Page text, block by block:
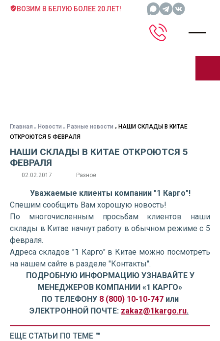
ВОЗИМ В БЕЛУЮ БОЛЕЕ 20 ЛЕТ!
Главная Новости Разные новости
НАШИ СКЛАДЫ В КИТАЕ
ОТКРОЮТСЯ 5 ФЕВРАЛЯ
НАШИ СКЛАДЫ В КИТАЕ ОТКРОЮТСЯ 5
ФЕВРАЛЯ
02.02.2017 Разное
Уважаемые клиенты компании "1 Карго"!
Спешим сообщить Вам хорошую новость!
По многочисленным просьбам клиентов наши
склады в Китае начнут работу в обычном режиме с 5
февраля.
Адреса складов "1 Карго" в Китае можно посмотреть
на нашем сайте в разделе "Контакты".
ПОДРОБНУЮ ИНФОРМАЦИЮ УЗНАВАЙТЕ У
МЕНЕДЖЕРОВ КОМПАНИИ «1 КАРГО»
ПО ТЕЛЕФОНУ 8 (800) 10-10-747 или
ЭЛЕКТРОННОЙ ПОЧТЕ: zakaz@1kargo.ru.
ЕЩЕ СТАТЬИ ПО ТЕМЕ ""